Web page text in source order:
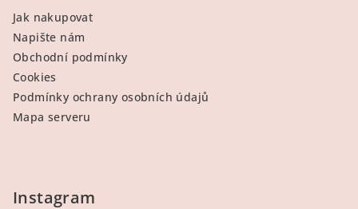
Jak nakupovat
Napište nám
Obchodní podmínky
Cookies
Podmínky ochrany osobních údajů
Mapa serveru
Instagram